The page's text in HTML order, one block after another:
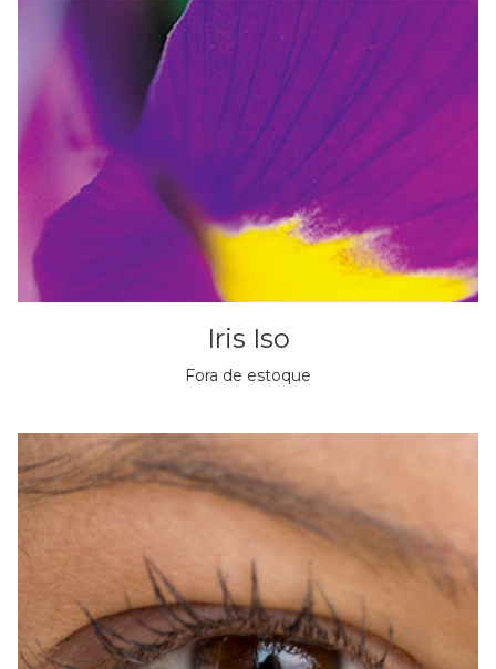
Iris Iso
Fora de estoque